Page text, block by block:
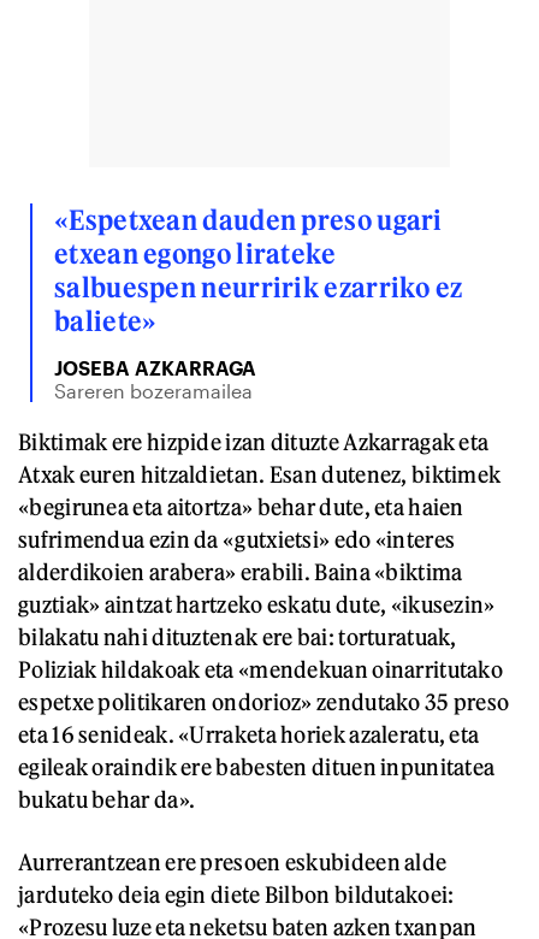
«Espetxean dauden preso ugari
etxean egongo lirateke
salbuespen neurririk ezarriko ez
baliete»
JOSEBA AZKARRAGA
Sareren bozeramailea
Biktimak ere hizpide izan dituzte Azkarragak eta
Atxak euren hitzaldietan. Esan dutenez, biktimek
«begirunea eta aitortza» behar dute, eta haien
sufrimendua ezin da «gutxietsi» edo «interes
alderdikoien arabera» erabili. Baina «biktima
guztiak» aintzat hartzeko eskatu dute, «ikusezin»
bilakatu nahi dituztenak ere bai: torturatuak,
Poliziak hildakoak eta «mendekuan oinarritutako
espetxe politikaren ondorioz» zendutako 35 preso
eta 16 senideak. «Urraketa horiek azaleratu, eta
egileak oraindik ere babesten dituen inpunitatea
bukatu behar da».
Aurrerantzean ere presoen eskubideen alde
jarduteko deia egin diete Bilbon bildutakoei:
«Prozesu luze eta neketsu baten azken txanpan